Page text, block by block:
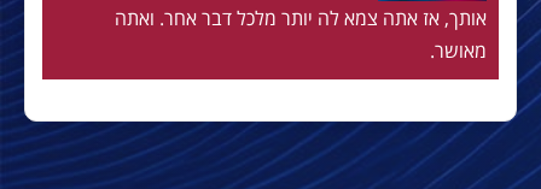
אותך, אז אתה צמא לה יותר מלכל דבר אחר. ואתה
מאושר.